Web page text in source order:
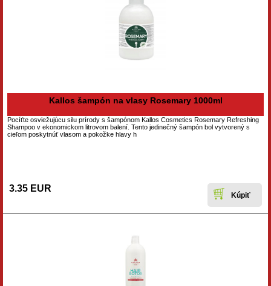
Kallos šampón na vlasy Rosemary 1000ml
Pocíťte osviežujúcu silu prírody s šampónom Kallos Cosmetics Rosemary Refreshing
Shampoo v ekonomickom litrovom balení. Tento jedinečný šampón bol vytvorený s
cieľom poskytnúť vlasom a pokožke hlavy h
3.35 EUR